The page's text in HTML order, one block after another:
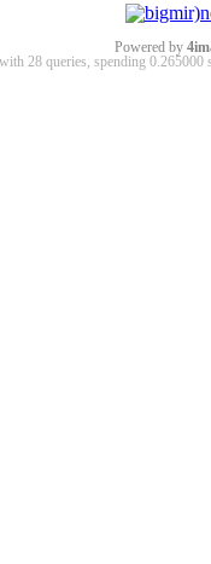
Powered by
28 queries, spending